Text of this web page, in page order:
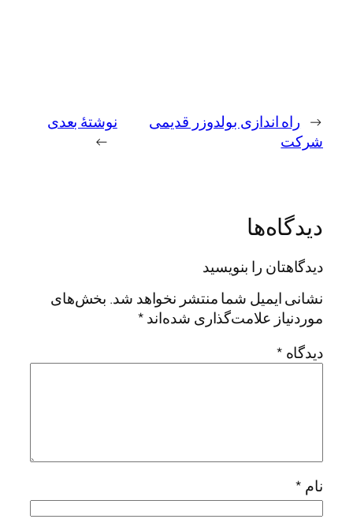
← راه اندازی بولدوزر قدیمی
شرکت
نوشتهٔ بعدی
→
دیدگاه‌ها
دیدگاهتان را بنویسید
نشانی ایمیل شما منتشر نخواهد شد. بخش‌های
موردنیاز علامت‌گذاری شده‌اند*
دیدگاه *
نام *